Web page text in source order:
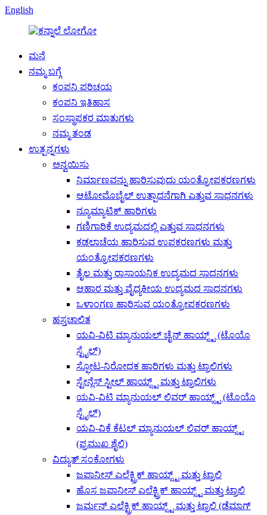
English
ಮನೆ
ನಮ್ಮ ಬಗ್ಗೆ
ಕಂಪನಿ ಪರಿಚಯ
ಕಂಪನಿ ಇತಿಹಾಸ
ಸಂಸ್ಥಾಪಕರ ಮಾತುಗಳು
ನಮ್ಮ ತಂಡ
ಉತ್ಪನ್ನಗಳು
ಅನ್ವಯಿಸು
ನಿರ್ಮಾಣವನ್ನು ಹಾರಿಸುವುದು ಯಂತ್ರೋಪಕರಣಗಳು
ಆಟೋಮೊಬೈಲ್ ಉತ್ಪಾದನೆಗಾಗಿ ಎತ್ತುವ ಸಾಧನಗಳು
ನ್ಯೂಮ್ಯಾಟಿಕ್ ಹಾರಿಗಳು
ಗಣಿಗಾರಿಕೆ ಉದ್ಯಮದಲ್ಲಿ ಎತ್ತುವ ಸಾಧನಗಳು
ಕಡಲಾಚೆಯ ಹಾರಿಸುವ ಉಪಕರಣಗಳು ಮತ್ತು
ಯಂತ್ರೋಪಕರಣಗಳು
ತೈಲ ಮತ್ತು ರಾಸಾಯನಿಕ ಉದ್ಯಮದ ಸಾಧನಗಳು
ಆಹಾರ ಮತ್ತು ವೈದ್ಯಕೀಯ ಉದ್ಯಮದ ಸಾಧನಗಳು
ಒಳಾಂಗಣ ಹಾರಿಸುವ ಯಂತ್ರೋಪಕರಣಗಳು
ಹಸ್ತಚಾಲಿತ
ಯವಿ-ವಿಟಿ ಮ್ಯಾನುಯಲ್ ಚೈನ್ ಹಾಯ್ಸ್ಟ್ (ಟೊಯೊ
ಸ್ಟೈಲ್)
ಸ್ಫೋಟ-ನಿರೋಧಕ ಹಾರಿಗಳು ಮತ್ತು ಟ್ರಾಲಿಗಳು
ಸ್ಟೇನ್ಲೆಸ್ ಸ್ಟೀಲ್ ಹಾಯ್ಸ್ಟ್ ಮತ್ತು ಟ್ರಾಲಿಗಳು
ಯವಿ-ವಿಟಿ ಮ್ಯಾನುಯಲ್ ಲಿವರ್ ಹಾಯ್ಸ್ಟ್ (ಟೊಯೊ
ಸ್ಟೈಲ್)
ಯವಿ-ವಿಕೆ ಕೆಟಲ್ ಮ್ಯಾನುಯಲ್ ಲಿವರ್ ಹಾಯ್ಸ್ಟ್
(ಪ್ರಮುಖ ಶೈಲಿ)
ವಿದ್ಯುತ್ ಸಂಕೋಗಳು
ಜಪಾನೀಸ್ ಎಲೆಕ್ಟ್ರಿಕ್ ಹಾಯ್ಸ್ಟ್ ಮತ್ತು ಟ್ರಾಲಿ
ಹೊಸ ಜಪಾನೀಸ್ ಎಲೆಕ್ಟ್ರಿಕ್ ಹಾಯ್ಸ್ಟ್ ಮತ್ತು ಟ್ರಾಲಿ
ಜರ್ಮನ್ ಎಲೆಕ್ಟ್ರಿಕ್ ಹಾಯ್ಸ್ಟ್ ಮತ್ತು ಟ್ರಾಲಿ (ಡೆಮಾಗ್